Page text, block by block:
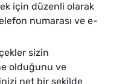
için düzenli olarak
numarası ve e-
sizin
olduğunu ve
net bir şekilde